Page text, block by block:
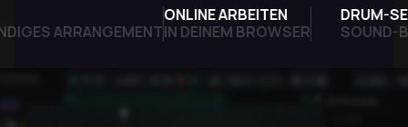
ARRANGEMENT
ONLINE ARBEITEN
IN DEINEM BROWSER
DRUM-
SOUND-